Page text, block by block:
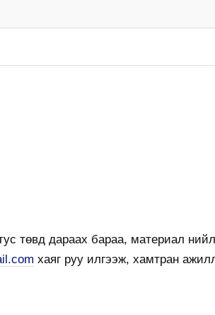
төвд дараах бараа, материал
хаяг руу илгээж, хамтран